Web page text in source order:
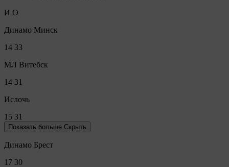
И О
Динамо Минск
14 33
МЛ Витебск
14 31
Ислочь
15 31
Показать больше Скрыть
Динамо Брест
17 30